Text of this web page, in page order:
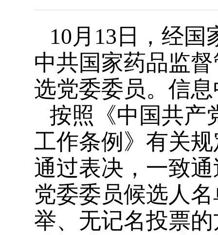
10月13日，经
中共国家药品监
选党委委员。信
按照《中国共产
工作条例》有关
通过表决，一致
党委委员候选人
举、无记名投票